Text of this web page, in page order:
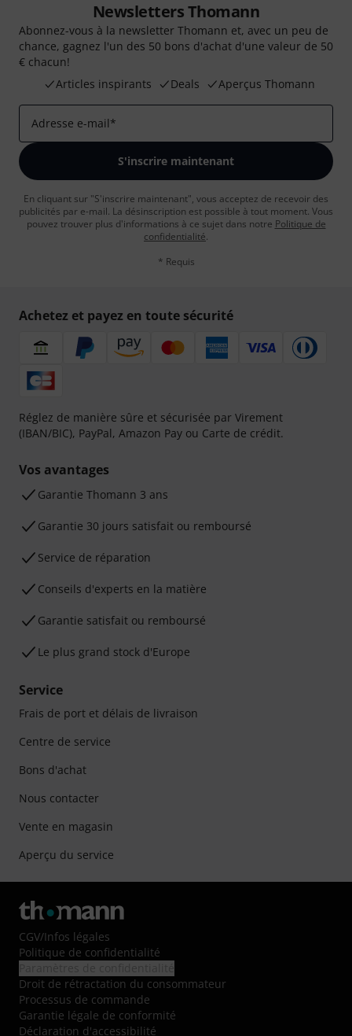
Newsletters Thomann
Abonnez-vous à la newsletter Thomann et, avec un peu de
chance, gagnez l'un des 50 bons d'achat d'une valeur de 50
€ chacun!
Articles inspirants
Deals Aperçus Thomann
Adresse e-mail*
S'inscrire maintenant
En cliquant sur "S'inscrire maintenant", vous acceptez de recevoir des
publicités par e-mail. La désinscription est possible à tout moment. Vous
pouvez trouver plus d'informations à ce sujet dans notre Politique de
confidentialité.
* Requis
Achetez et payez en toute sécurité
Réglez de manière sûre et sécurisée par Virement
(IBAN/BIC), PayPal, Amazon Pay ou Carte de crédit.
Vos avantages
Ga­ran­tie Thomann 3 ans
Garantie 30 jours satisfait ou remboursé
Service de réparation
Conseils d'experts en la matière
Garantie satisfait ou remboursé
Le plus grand stock d'Europe
Service
Frais de port et délais de livraison
Centre de service
Bons d'achat
Nous contacter
Vente en magasin
Aperçu du service
CGV/Infos légales
Politique de confidentialité
Droit de rétractation du consommateur
Processus de commande
Garantie légale de conformité
Déclaration d'accessibilité